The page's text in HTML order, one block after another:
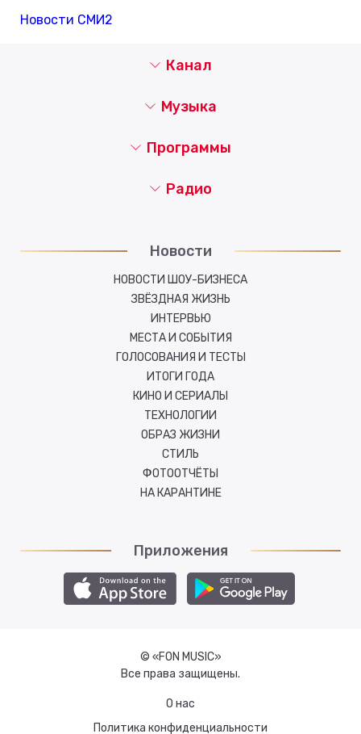
Новости СМИ2
Канал
Музыка
Новости
НОВОСТИ ШОУ-БИЗНЕСА
ЗВЁЗДНАЯ ЖИЗНЬ
ИНТЕРВЬЮ
МЕСТА И СОБЫТИЯ
ГОЛОСОВАНИЯ И ТЕСТЫ
ИТОГИ ГОДА
КИНО И СЕРИАЛЫ
ТЕХНОЛОГИИ
ОБРАЗ ЖИЗНИ
СТИЛЬ
ФОТООТЧЁТЫ
НА КАРАНТИНЕ
Программы
Радио
Приложения
© «FON MUSIC»
Все права защищены.
О нас
Политика конфиденциальности